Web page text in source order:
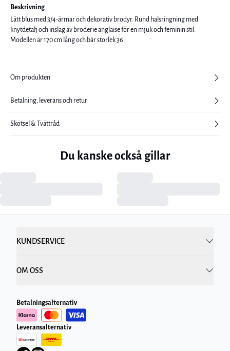
Beskrivning
Lätt blus med 3/4-ärmar och dekorativ brodyr. Rund halsringning med
knytdetalj och inslag av broderie anglaise för en mjuk och feminin stil.
Modellen är 170 cm lång och bär storlek 36.
Om produkten
Betalning, leverans och retur
Skötsel & Tvättråd
Du kanske också gillar
KUNDSERVICE
OM OSS
Betalningsalternativ
Leveransalternativ